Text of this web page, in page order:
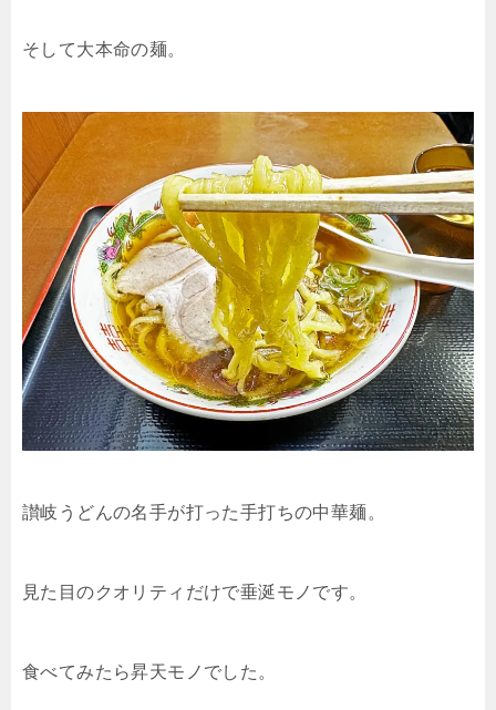
そして大本命の麺。
讃岐うどんの名手が打った手打ちの中華麺。
見た目のクオリティだけで垂涎モノです。
食べてみたら昇天モノでした。